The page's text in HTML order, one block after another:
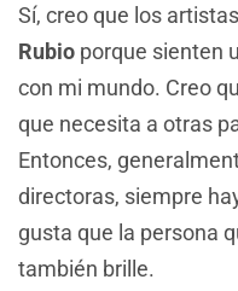
Sí, creo que los
Rubio porque sienten
con mi mundo. Creo
que necesita a otras
Entonces,
directoras, siempre
gusta que la persona
también brille.